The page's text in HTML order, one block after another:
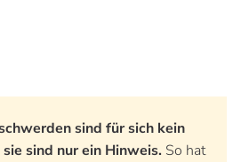
sind für sich kein
sind nur ein Hinweis. So hat